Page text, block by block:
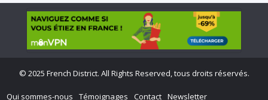
© 2025 French District. All Rights Reserved, tous droits réservés.
Qui sommes-nous Témoignages Contact Newsletter